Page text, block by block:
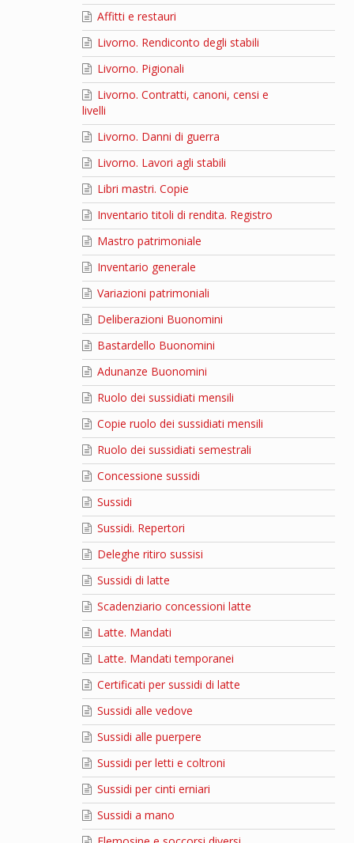
Affitti e restauri
Livorno. Rendiconto degli stabili
Livorno. Pigionali
Livorno. Contratti, canoni, censi e
livelli
Livorno. Danni di guerra
Livorno. Lavori agli stabili
Libri mastri. Copie
Inventario titoli di rendita. Registro
Mastro patrimoniale
Inventario generale
Variazioni patrimoniali
Deliberazioni Buonomini
Bastardello Buonomini
Adunanze Buonomini
Ruolo dei sussidiati mensili
Copie ruolo dei sussidiati mensili
Ruolo dei sussidiati semestrali
Concessione sussidi
Sussidi
Sussidi. Repertori
Deleghe ritiro sussisi
Sussidi di latte
Scadenziario concessioni latte
Latte. Mandati
Latte. Mandati temporanei
Certificati per sussidi di latte
Sussidi alle vedove
Sussidi alle puerpere
Sussidi per letti e coltroni
Sussidi per cinti erniari
Sussidi a mano